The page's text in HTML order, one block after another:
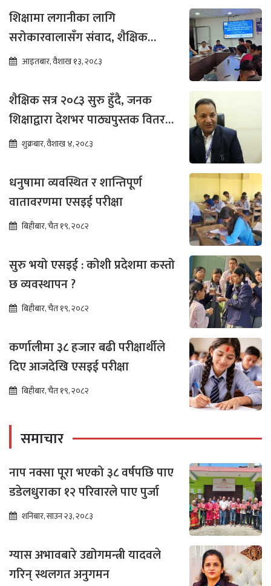
शिक्षामा लगानीका लागि
सरोकारवालासँग संवाद, शैक्षिक
सुधारमा जोड
आइतबार, वैशाख १३, २०८३
शैक्षिक सत्र २०८३ सुरु हुँदै, जनक
शिक्षाद्वारा देशभर पाठ्यपुस्तक वितरण
तीव्रशुक्रबार, वैशाख ४, २०८३
धनुषामा व्यवस्थित र शान्तिपूर्ण
वातावरणमा एसइई परीक्षा
बिहीबार, चैत १९, २०८२
सुरु भयो एसइई : कोशी प्रदेशमा कस्तो
छ व्यवस्थापन ?
बिहीबार, चैत १९, २०८२
कर्णालीमा ३८ हजार बढी परीक्षार्थीले
दिए आजदेखि एसइई परीक्षा
बिहीबार, चैत १९, २०८२
समाचार
नाप नक्सा पूरा भएको ३८ वर्षपछि पाए
डडेलधुराका १२ परिवारले पाए पुर्जा
शनिबार, साउन २३, २०८३
ग्यास अभावबारे उद्योगमन्त्री यादवले
गरिन् स्थलगत अनुगमन